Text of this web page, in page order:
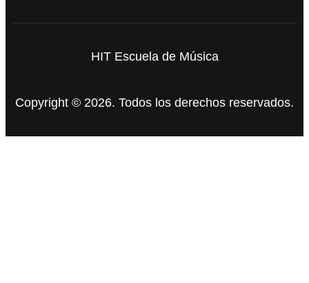
HIT Escuela de Música
Copyright © 2026. Todos los derechos reservados.